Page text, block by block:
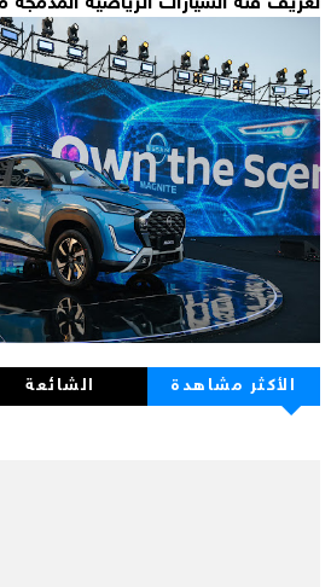
الأكثر مشاهدة الشائعة